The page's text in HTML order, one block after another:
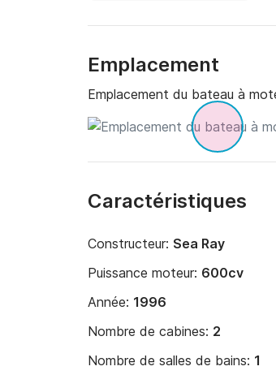
Emplacement
Emplacement du bateau à
Caractéristiques
Constructeur: Sea Ray
Puissance moteur: 600cv
Année: 1996
Nombre de cabines: 2
Nombre de salles de bains: 1